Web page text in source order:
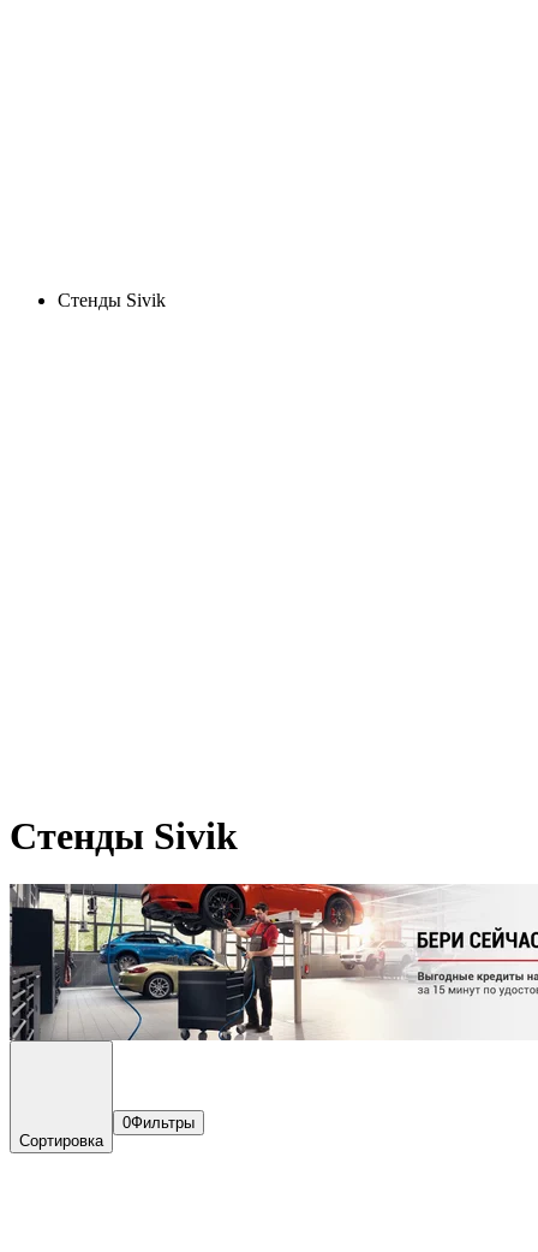
Стенды Sivik
Стенды Sivik
Сортировка
0Фильтры